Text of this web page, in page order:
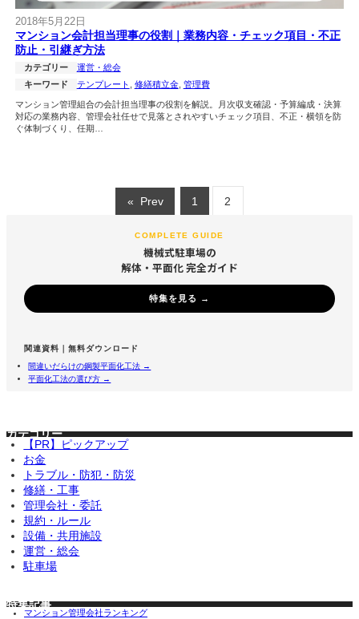
2018年5月22日
マンション会計担当理事の役割｜業務内容・チェック項目・不正
防止・引継ぎ方法
カテゴリー
運営・総会
キーワード
テンプレート 修繕積立金, 管理費
マンション管理組合の会計担当理事の役割を解説。月次収支確認・予算編成・決算
対応の業務内容、管理会社任せで見落とされやすいチェック項目、不正・横領を防
ぐ体制づくり、任期…
« Prev 1 2
COMPLETE GUIDE
機械式駐車場の
解体・平面化 完全ガイド
特集を見る →
関連資料｜無料ダウンロード
間違いだらけの鋼製平面化工法 →
平面化工法の選び方 →
カテゴリー
【PR】ピックアップ
お金
トラブル・防犯・防災
修繕・工事
管理会社・委託
規約・ルール
設備・共用施設
運営・総会
駐車場
特集記事
マンション管理会社ランキング